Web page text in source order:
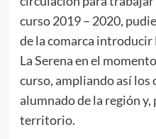
curso 2019 – 2020,
de la comarca
La Serena en el
curso, ampliando así los
alumnado de la región
territorio.